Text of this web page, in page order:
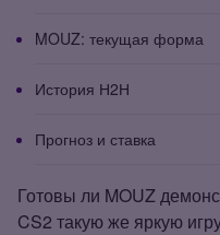
MOUZ: текущая форма
История Н2Н
Прогноз и ставка
Готовы ли MOUZ
CS2 такую же яркую